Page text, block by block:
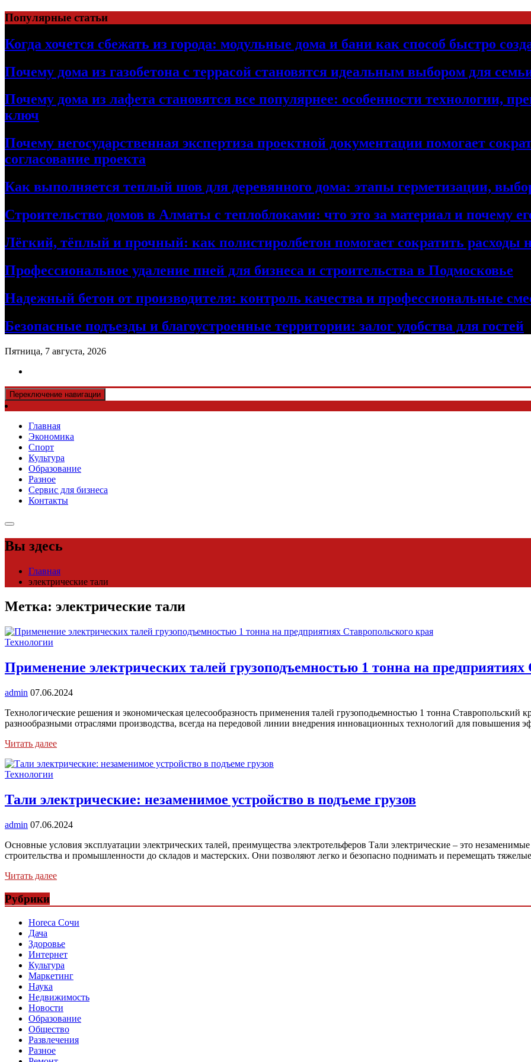
Перейти
к
содержимому
Популярные статьи
Когда хочется сбежать из города: модульные дома и бани как способ быстро
Почему дома из газобетона с террасой становятся идеальным выбором для
Почему дома из лафета становятся все популярнее: особенности технологии,
ключ
Почему негосударственная экспертиза проектной документации помогает
согласование проекта
Как выполняется теплый шов для деревянного дома: этапы герметизации,
Строительство домов в Алматы с теплоблоками: что это за материал и почему
Лёгкий, тёплый и прочный: как полистиролбетон помогает сократить расходы
Профессиональное удаление пней для бизнеса и строительства в Подмосковье
Надежный бетон от производителя: контроль качества и профессиональные
Безопасные подъезды и благоустроенные территории: залог удобства для гостей
Пятница, 7 августа, 2026
Переключение навигации
Главная
Экономика
Спорт
Культура
Образование
Разное
Сервис для бизнеса
Контакты
Вы здесь
Главная
электрические тали
Метка: электрические тали
Технологии
Применение электрических талей грузоподъемностью 1 тонна на предприятиях
admin 07.06.2024
Технологические решения и экономическая целесообразность применения талей грузоподьемностью 1 тонна Ставропольский
разнообразными отраслями производства, всегда на передовой линии внедрения инновационных технологий для повышения
Читать далее
Технологии
Тали электрические: незаменимое устройство в подъеме грузов
admin 07.06.2024
Основные условия эксплуатации электрических талей, преимущества электротельферов Тали электрические – это
строительства и промышленности до складов и мастерских. Они позволяют легко и безопасно поднимать и перемещать
Читать далее
Рубрики
Horeca Сочи
Дача
Здоровье
Интернет
Культура
Маркетинг
Наука
Недвижимость
Новости
Образование
Общество
Развлечения
Разное